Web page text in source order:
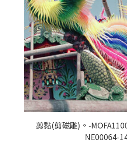
剪黏(剪磁雕)。-
NE00064-